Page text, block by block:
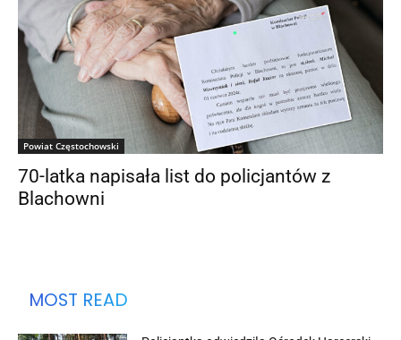
Powiat Częstochowski
70-latka napisała list do policjantów z
Blachowni
MOST READ